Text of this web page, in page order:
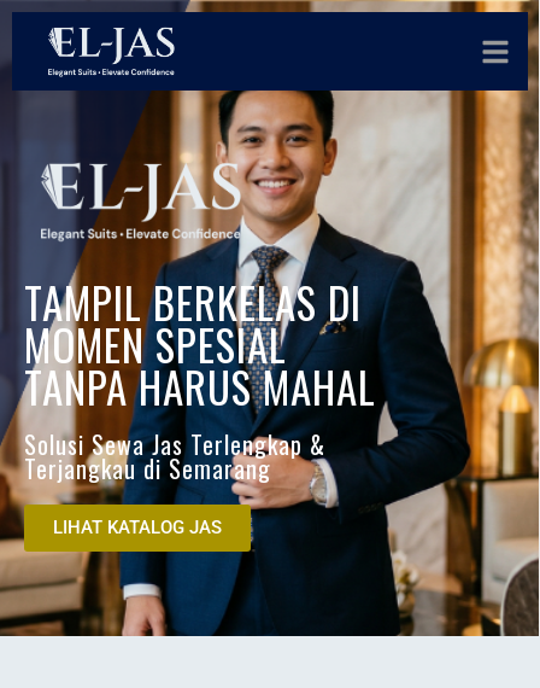
TAMPIL BERKELAS DI
MOMEN SPESIAL
TANPA HARUS MAHAL
Solusi Sewa Jas Terlengkap &
Terjangkau di Semarang
LIHAT KATALOG JAS